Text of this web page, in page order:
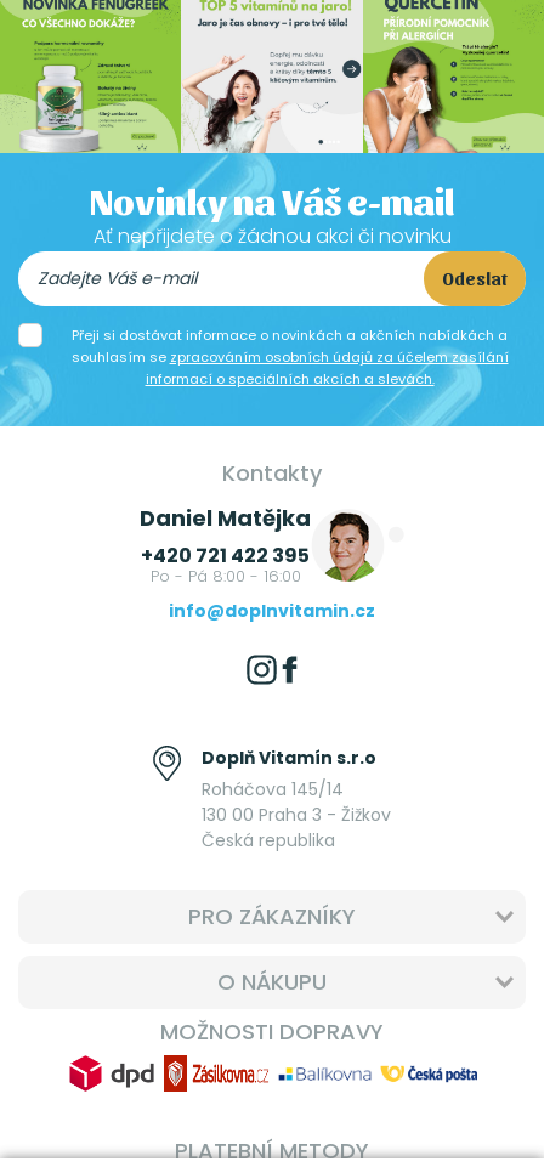
Novinky na Váš e-mail
Ať nepřijdete o žádnou akci či novinku
Odeslat
Přeji si dostávat informace o novinkách a akčních nabídkách a
souhlasím se zpracováním osobních údajů za účelem zasílání
informací o speciálních akcích a slevách.
Kontakty
Daniel Matějka
+420 721 422 395
Po - Pá 8:00 - 16:00
info@doplnvitamin.cz
Doplň Vitamín s.r.o
Roháčova 145/14
130 00 Praha 3 - Žižkov
Česká republika
PRO ZÁKAZNÍKY
O NÁKUPU
MOŽNOSTI DOPRAVY
PLATEBNÍ METODY